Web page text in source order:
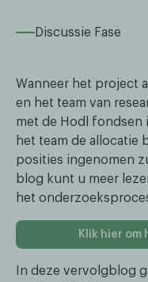
Discussie Fase
Wanneer het project
en het team van
met de Hodl fondsen
het team de allocatie
posities ingenomen
blog kunt u meer
het
Klik hier om
In deze vervolgblog